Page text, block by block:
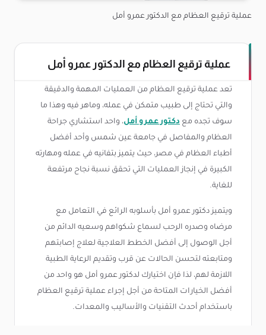
عملية ترقيع العظام مع الدكتور عمرو أمل
عملية ترقيع العظام مع الدكتور عمرو أمل
تعد عملية ترقيع العظام من العمليات المهمة والدقيقة
والتي تحتاج إلى طبيب متمكن في عمله، وماهر فيه وهذا ما
سوف تجده مع دكتور عمرو أمل، واحد استشاري جراحة
العظام والمفاصل في جامعة عين شمس وأحد أفضل
أطباء العظام في مصر، حيث يتميز بتفانيه في عمله ومهارته
الكبيرة في إنجاز العمليات التي تحقق نسبة نجاح مرتفعة
للغاية.
ويتميز دكتور عمرو أمل بأسلوبه الرائع في التعامل مع
مرضاه وصدره الرحب لسماع شكواهم وسعيه الدائم من
أجل الوصول إلى أفضل الخطط العلاجية لعلاج إصابتهم
ومتابعته لتحسن الحالات عن قرب وتقديم الرعاية الطبية
اللازمة لهم، لذا فإن اختيارك لدكتور عمرو أمل هو واحد من
أفضل الخيارات المتاحة من أجل إجراء عملية ترقيع العظام
باستخدام أحدث التقنيات والأساليب والمعدات.